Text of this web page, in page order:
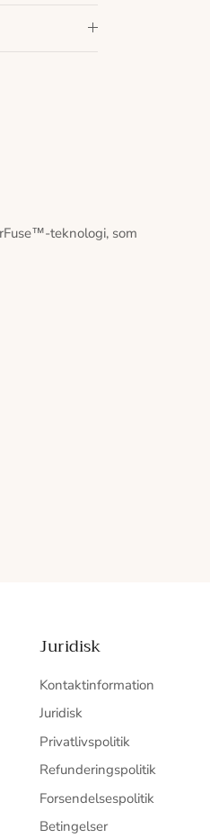
teknologi, som
Juridisk
Kontaktinformation
Juridisk
Privatlivspolitik
Refunderingspolitik
Forsendelsespolitik
Betingelser